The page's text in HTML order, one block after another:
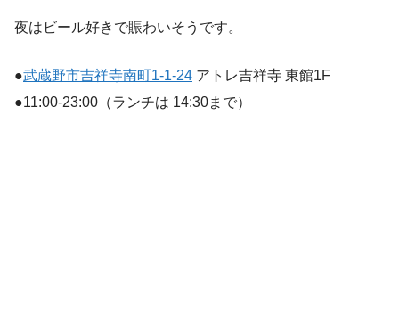
夜はビール好きで賑わいそうです。
●武蔵野市吉祥寺南町1-1-24 アトレ吉祥寺 東館1F
●11:00-23:00（ランチは 14:30まで）